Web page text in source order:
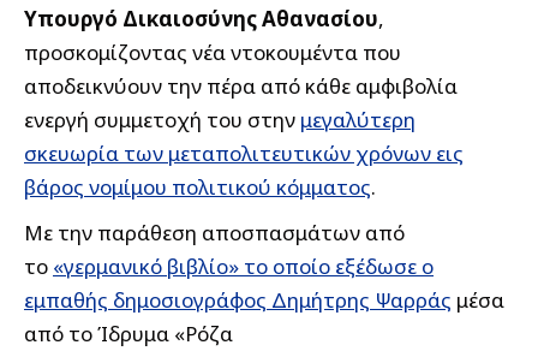
Υπουργό Δικαιοσύνης Αθανασίου,
προσκομίζοντας νέα ντοκουμέντα που
αποδεικνύουν την πέρα από κάθε αμφιβολία
ενεργή συμμετοχή του στην μεγαλύτερη
σκευωρία των μεταπολιτευτικών χρόνων εις
βάρος νομίμου πολιτικού κόμματος.
Με την παράθεση αποσπασμάτων από
το «γερμανικό βιβλίο» το οποίο εξέδωσε ο
εμπαθής δημοσιογράφος Δημήτρης Ψαρράς μέσα
από το Ίδρυμα «Ρόζα